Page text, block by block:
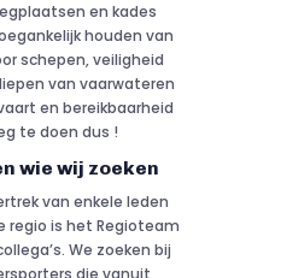
en kades
houden van
schepen, veiligheid
van vaarwateren
en bereikbaarheid
te doen dus !
wie wij zoeken
van enkele leden
regio is het Regioteam
We zoeken bij
die vanuit